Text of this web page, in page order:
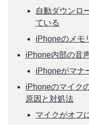
自動ダウンロ
ている
iPhoneのメモ
iPhone内部の音
iPhoneがマナ
iPhoneのマイク
原因と対処法
マイクがオフ